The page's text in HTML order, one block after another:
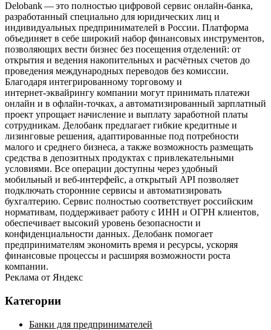
Delobank — это полностью цифровой сервис онлайн‑банка,
разработанный специально для юридических лиц и
индивидуальных предпринимателей в России. Платформа
объединяет в себе широкий набор финансовых инструментов,
позволяющих вести бизнес без посещения отделений: от
открытия и ведения накопительных и расчётных счетов до
проведения международных переводов без комиссии.
Благодаря интегрированному торговому и
интернет‑эквайрингу компании могут принимать платежи
онлайн и в офлайн‑точках, а автоматизированный зарплатный
проект упрощает начисление и выплату заработной платы
сотрудникам. Делобанк предлагает гибкие кредитные и
лизинговые решения, адаптированные под потребности
малого и среднего бизнеса, а также возможность размещать
средства в депозитных продуктах с привлекательными
условиями. Все операции доступны через удобный
мобильный и веб‑интерфейс, а открытый API позволяет
подключать сторонние сервисы и автоматизировать
бухгалтерию. Сервис полностью соответствует российским
нормативам, поддерживает работу с ИНН и ОГРН клиентов,
обеспечивает высокий уровень безопасности и
конфиденциальности данных. Делобанк помогает
предпринимателям экономить время и ресурсы, ускоряя
финансовые процессы и расширяя возможности роста
компании.
Реклама от Яндекс
Категории
Банки для предпринимателей